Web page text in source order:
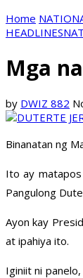
Home
HEADLINES
Mga
by DWIZ 882
Binanatan ng
Ito ay
Pangulong
Ayon kay
at ipahiya ito.
Iginiit ni